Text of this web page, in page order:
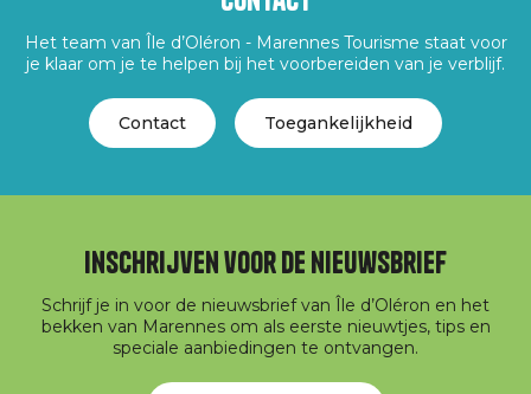
Het team van Île d’Oléron - Marennes Tourisme staat voor
je klaar om je te helpen bij het voorbereiden van je verblijf.
Contact Toegankelijkheid
Inschrijven voor de nieuwsbrief
Schrijf je in voor de nieuwsbrief van Île d’Oléron en het
bekken van Marennes om als eerste nieuwtjes, tips en
speciale aanbiedingen te ontvangen.